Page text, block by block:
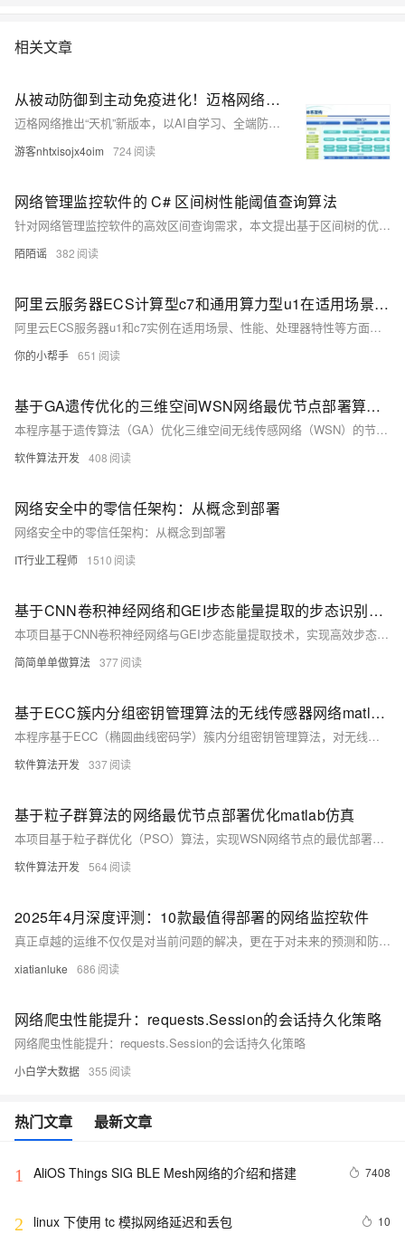
相关文章
从被动防御到主动免疫进化！迈格网络 “天机” AI 安全防护平台，助推全端防护性能提升
迈格网络推出“天机”新版本，以AI自学习、全端防护、主动安全三大核心能力，重构网络安全防线。融合AI引擎与DeepSeek-R1模型，实现威胁预测、零日防御、自动化响应，覆盖Web、APP、小程序全场景，助力企业从被动防御迈向主动免疫，护航数字化转型。
游客nhtxisojx4oim 724
网络管理监控软件的 C# 区间树性能阈值查询算法
针对网络管理监控软件的高效区间查询需求，本文提出基于区间树的优化方案。传统线性遍历效率低，10万条数据查询超800ms，难以满足实时性要求。区间树以平衡二叉搜索树结构，结合节点最大值剪枝策略，将查询复杂度从O(N)降至O(logN+K)，显著提升性能。通过C#实现，支持按指标类型分组建树、增量插入与多维度联合查询，在10万记录下查询耗时仅约2.8ms，内存占用降低35%。测试表明，该方案有效解决高负载场景下的响应延迟问题，助力管理员快速定位异常设备，提升运维效率与系统稳定性。
陌陌谣 382
阿里云服务器ECS计算型c7和通用算力型u1在适用场景、计算性能、网络与存储性能等方面的对比
阿里云ECS服务器u1和c7实例在适用场景、性能、处理器特性等方面存在显著差异。u1为通用算力型，性价比高，适合中小企业及对性能要求不高的场景；c7为企业级计算型，采用最新Intel处理器，性能稳定且强大，适用于高性能计算需求。u1支持多种CPU内存配比，但性能一致性可能受底层平台影响；c7固定调度模式，确保高性能与稳定性。选择时可根据预算与性能需求决定。
你的小帮手 651
基于GA遗传优化的三维空间WSN网络最优节点部署算法matlab仿真
本程序基于遗传算法（GA）优化三维空间无线传感网络（WSN）的节点部署，通过MATLAB2022A实现仿真。算法旨在以最少的节点实现最大覆盖度，综合考虑空间覆盖、连通性、能耗管理及成本控制等关键问题。核心思想包括染色体编码节点位置、适应度函数评估性能，并采用网格填充法近似计算覆盖率。该方法可显著提升WSN在三维空间中的部署效率与经济性，为实际应用提供有力支持。
软件算法开发 408
网络安全中的零信任架构：从概念到部署
网络安全中的零信任架构：从概念到部署
IT行业工程师 1510
基于CNN卷积神经网络和GEI步态能量提取的步态识别算法matlab仿真,对比不同角度下的步态识别性能
本项目基于CNN卷积神经网络与GEI步态能量提取技术，实现高效步态识别。算法使用不同角度（0°、45°、90°）的步态数据库进行训练与测试，评估模型在多角度下的识别性能。核心流程包括步态图像采集、GEI特征提取、数据预处理及CNN模型训练与评估。通过ReLU等激活函数引入非线性，提升模型表达能力。项目代码兼容Matlab2022a/2024b，提供完整中文注释与操作视频，助力研究与应用开发。
简简单单做算法 377
基于ECC簇内分组密钥管理算法的无线传感器网络matlab性能仿真
本程序基于ECC（椭圆曲线密码学）簇内分组密钥管理算法，对无线传感器网络（WSN）进行MATLAB性能仿真。通过对比网络通信开销、存活节点数量、网络能耗及数据通信量四个关键指标，验证算法的高效性和安全性。程序在MATLAB 2022A版本下运行，结果无水印展示。算法通过将WSN划分为多个簇，利用ECC生成和分发密钥，降低计算与通信成本，适用于资源受限的传感器网络场景，确保数据保密性和完整性。
软件算法开发 337
基于粒子群算法的网络最优节点部署优化matlab仿真
本项目基于粒子群优化（PSO）算法，实现WSN网络节点的最优部署，以最大化节点覆盖范围。使用MATLAB2022A进行开发与测试，展示了优化后的节点分布及其覆盖范围。核心代码通过定义目标函数和约束条件，利用PSO算法迭代搜索最佳节点位置，并绘制优化结果图。PSO算法灵感源于鸟群觅食行为，适用于连续和离散空间的优化问题，在通信网络、物联网等领域有广泛应用。该算法通过模拟粒子群体智慧，高效逼近最优解，提升网络性能。
软件算法开发 564
2025年4月深度评测：10款最值得部署的网络监控软件
真正卓越的运维不仅仅是对当前问题的解决，更在于对未来的预测和防范。 OpManager 的预测报表功能可以为用户提供有关未来存储需求增长方式的直观展示，帮助用户进行基于需求的容量规划，从而避免成本浪费。
xiatianluke 686
网络爬虫性能提升：requests.Session的会话持久化策略
网络爬虫性能提升：requests.Session的会话持久化策略
小白学大数据 355
热门文章 最新文章
1 AliOS Things SIG BLE Mesh网络的介绍和搭建 7408
2 linux 下使用 tc 模拟网络延迟和丢包 10